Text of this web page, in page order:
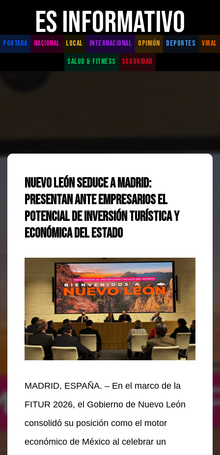
ES INFORMATIVO
PORTADA NACIONAL LOCAL INTERNACIONAL OPINIÓN DEPORTES
VIRAL
SALUD & FITNESS
SEGURIDAD
Nuevo León seduce a Madrid:
Presentan ante empresarios el
potencial de inversión turística y
económica del estado
MADRID, ESPAÑA. – En el marco de la
FITUR 2026, el Gobierno de Nuevo León
consolidó su posición como el motor
económico de México al celebrar un